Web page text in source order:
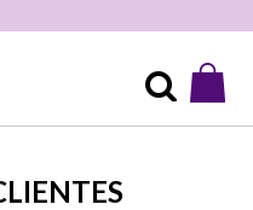
Buscar